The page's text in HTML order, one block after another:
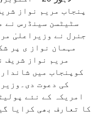
پنجاب مریم نواز
سٹیٹسن سینڈرس نے
جنرل نے وزیراعلیٰ
مہمان نواز ی پر
مریم نواز شریف
کوپنجاب میں
کی دعوت
امریکہ کے نئے
کا تعارف بھی کرایا